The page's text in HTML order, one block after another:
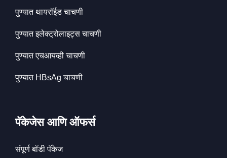
पुण्यात थायरॉईड चाचणी
पुण्यात इलेक्ट्रोलाइट्स चाचणी
पुण्यात एचआयव्ही चाचणी
पुण्यात HBsAg चाचणी
पॅकेजेस आणि ऑफर्स
संपूर्ण बॉडी पॅकेज